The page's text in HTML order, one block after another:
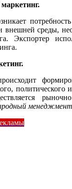
внешней среды,
Экспортер
менеджмент